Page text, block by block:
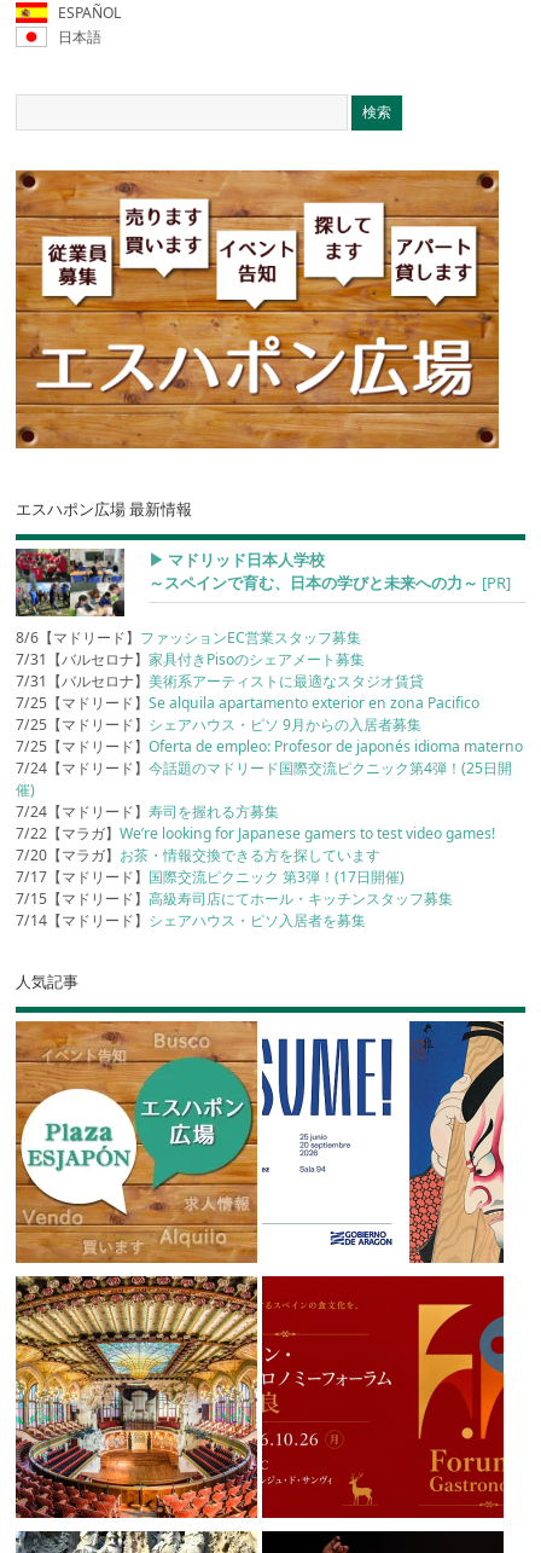
ESPAÑOL
日本語
エスハポン広場 最新情報
▶︎ マドリッド日本人学校
～スペインで育む、日本の学びと未来への力～ [PR]
8/6【マドリード】 ファッションEC営業スタッフ募集
7/31【バルセロナ】家具付きPisoのシェアメート募集
7/31【バルセロナ】美術系アーティストに最適なスタジオ賃貸
7/25【マドリード】Se alquila apartamento exterior en zona Pacifico
7/25【マドリード】 シェアハウス・ピソ 9月からの入居者募集
7/25【マドリード】Oferta de empleo: Profesor de japonés idioma materno
7/24【マドリード】今話題のマドリード国際交流ピクニック第4弾！(25日開
催)
7/24【マドリード】寿司を握れる方募集
7/22【マラガ】We’re looking for Japanese gamers to test video games!
7/20【マラガ】 お茶・情報交換できる方を探しています
7/17【マドリード】 国際交流ピクニック 第3弾！(17日開催)
7/15【マドリード】高級寿司店にてホール・キッチンスタッフ募集
7/14【マドリード】 シェアハウス・ピソ入居者を募集
人気記事